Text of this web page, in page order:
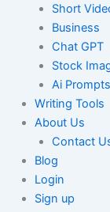
Short
Business
Chat GPT
Stock
Ai Prompts
Writing Tools
About Us
Contact
Blog
Login
Sign up